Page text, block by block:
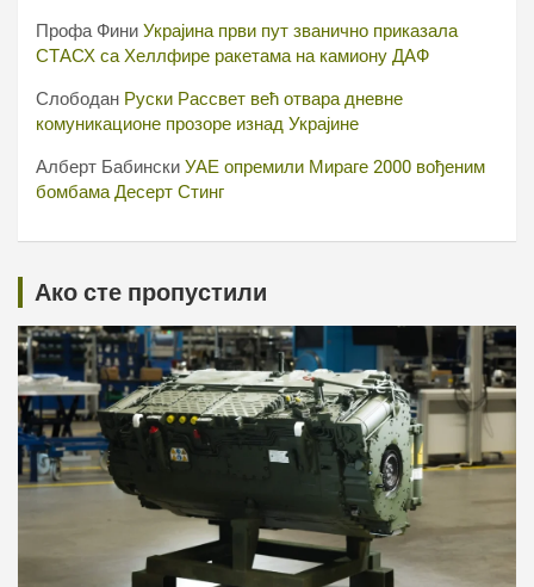
Профа Фини Украјина први пут званично приказала
СТАСХ са Хеллфире ракетама на камиону ДАФ
Слободан Руски Рассвет већ отвара дневне
комуникационе прозоре изнад Украјине
Алберт Бабински УАЕ опремили Мираге 2000 вођеним
бомбама Десерт Стинг
Ако сте пропустили